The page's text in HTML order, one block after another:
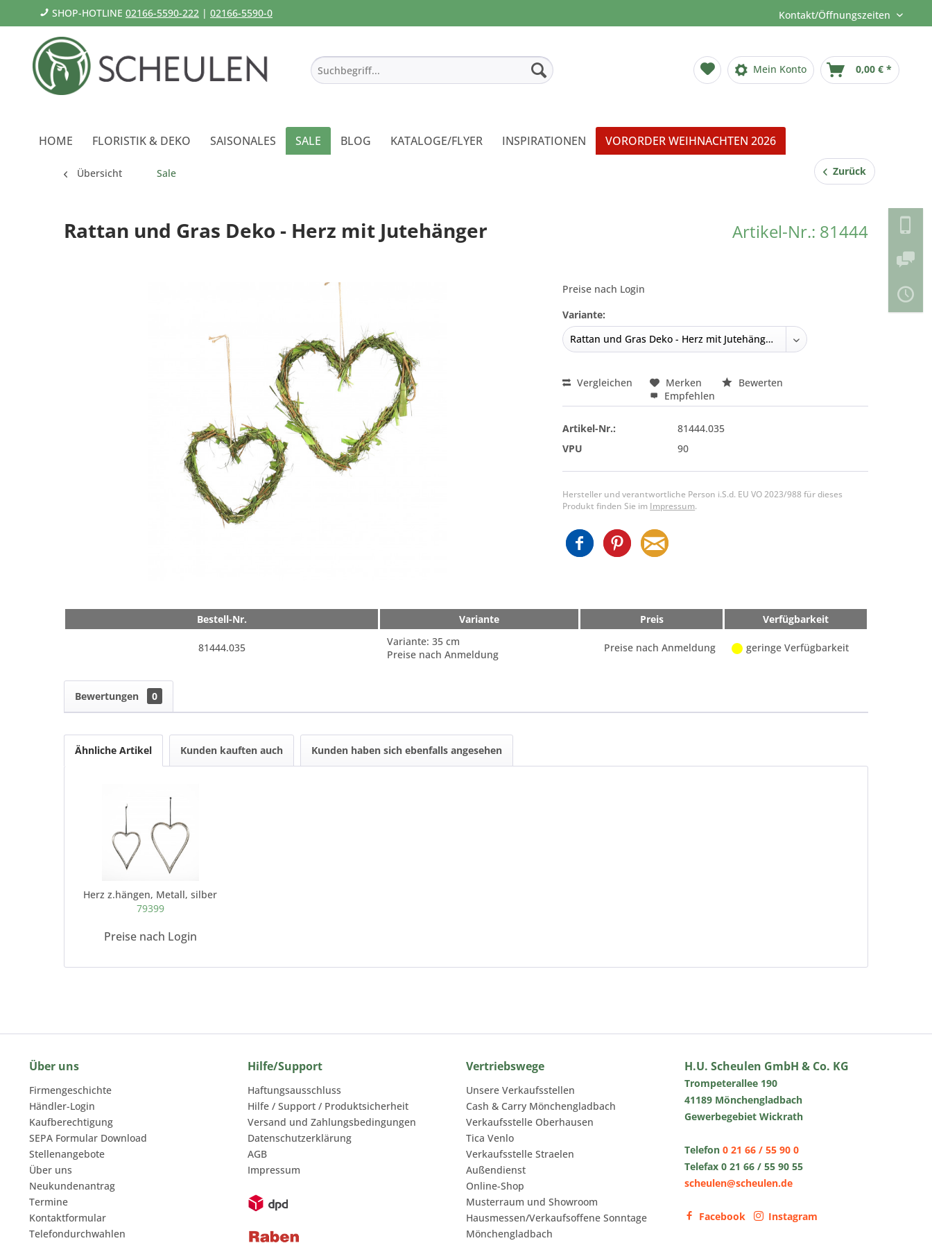
SHOP-HOTLINE 02166-5590-222 | 02166-5590-0 Kontakt/Öffnungszeiten
Mein Konto 0,00 € *
HOME FLORISTIK & DEKO SAISONALES SALE BLOG KATALOGE/FLYER INSPIRATIONEN VORORDER WEIHNACHTEN 2026
Übersicht Sale Zurück
Artikel-Nr.: 81444
Rattan und Gras Deko - Herz mit Jutehänger
Preise nach Login
Variante:
Vergleichen Merken
Bewerten
Empfehlen
Artikel-Nr.:
81444.035
VPU
90
Hersteller und verantwortliche Person i.S.d. EU VO 2023/988 für dieses
Produkt finden Sie im Impressum.
Bestell-Nr. Variante Preis Verfügbarkeit
81444.035
Variante: 35 cm
Preise nach Anmeldung
Preise nach Anmeldung geringe Verfügbarkeit
Bewertungen 0
Ähnliche Artikel Kunden kauften auch Kunden haben sich ebenfalls angesehen
Herz z.hängen, Metall, silber
79399
Preise nach Login
Über uns
Firmengeschichte
Händler-Login
Kaufberechtigung
SEPA Formular Download
Stellenangebote
Über uns
Neukundenantrag
Termine
Kontaktformular
Telefondurchwahlen
Hilfe/Support
Haftungsausschluss
Hilfe / Support / Produktsicherheit
Versand und Zahlungsbedingungen
Datenschutzerklärung
AGB
Impressum
Vertriebswege
Unsere Verkaufsstellen
Cash & Carry Mönchengladbach
Verkaufsstelle Oberhausen
Tica Venlo
Verkaufsstelle Straelen
Außendienst
Online-Shop
Musterraum und Showroom
Hausmessen/Verkaufsoffene Sonntage
Mönchengladbach
H.U. Scheulen GmbH & Co. KG
Trompeterallee 190
41189 Mönchengladbach
Gewerbegebiet Wickrath
Telefon 0 21 66 / 55 90 0
Telefax 0 21 66 / 55 90 55
scheulen@scheulen.de
Facebook Instagram